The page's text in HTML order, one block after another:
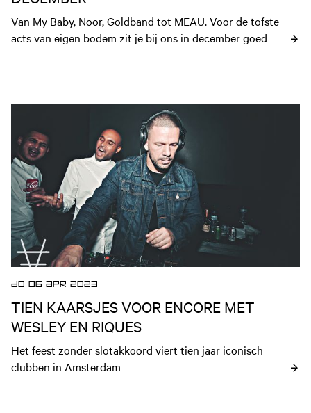
Van My Baby, Noor, Goldband tot MEAU. Voor de tofste
acts van eigen bodem zit je bij ons in december goed
DO 06 APR 2023
TIEN KAARSJES VOOR ENCORE MET
WESLEY EN RIQUES
Het feest zonder slotakkoord viert tien jaar iconisch
clubben in Amsterdam